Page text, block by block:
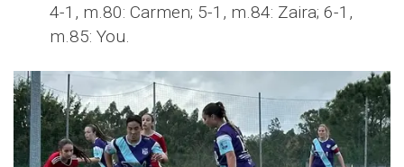
4-1, m.80: Carmen; 5-1, m.84: Zaira; 6-1,
m.85: You.